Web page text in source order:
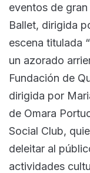
eventos de
Ballet, dirigida
escena titulada
un azorado
Fundación de
dirigida por
de Omara
Social Club,
deleitar al
actividades